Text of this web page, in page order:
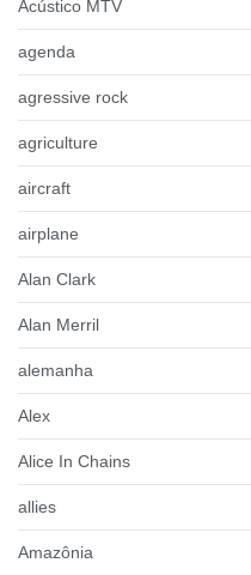
Acústico MTV
agenda
agressive rock
agriculture
aircraft
airplane
Alan Clark
Alan Merril
alemanha
Alex
Alice In Chains
allies
Amazônia